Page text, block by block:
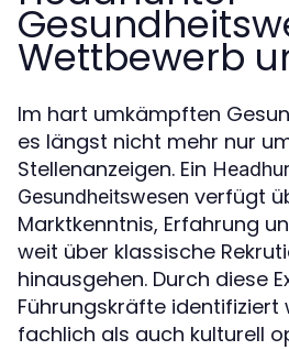
Wettbewerb
Im hart umkämpften
es längst nicht mehr nur
Stellenanzeigen. Ein
Gesundheitswesen verfügt
Marktkenntnis, Erfahrung
weit über klassische
hinausgehen. Durch diese
Führungskräfte identifiziert
fachlich als auch kulturell